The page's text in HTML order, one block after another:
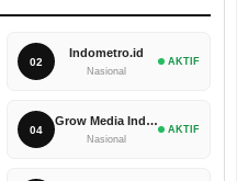
02
Indometro.id
Nasional
AKTIF
04
Grow Media Indonesia
Nasional
AKTIF